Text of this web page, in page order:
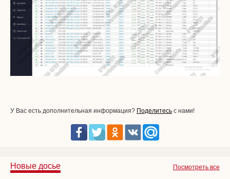
У Вас есть дополнительная информация? Поделитесь с нами!
Посмотреть все
Новые досье